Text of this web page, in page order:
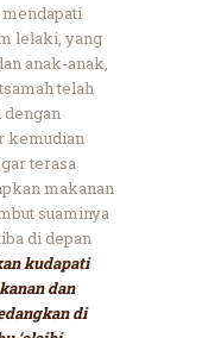
lelaki, yang
anak-anak,
telah
dengan
kemudian
terasa
makanan
suaminya
di depan
kudapati
dan
di